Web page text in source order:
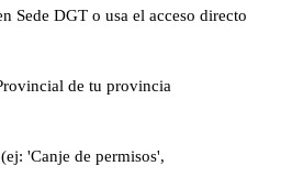
Sede DGT o usa el acceso directo
de tu provincia
'Canje de permisos',